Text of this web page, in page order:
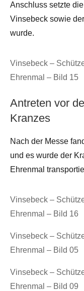
Anschluss setzte
Vinsebeck sowie
wurde.
Vinsebeck –
Ehrenmal – Bild 15
Antreten vor
Kranzes
Nach der Messe
und es wurde der
Ehrenmal
Vinsebeck –
Ehrenmal – Bild 16
Vinsebeck –
Ehrenmal – Bild 05
Vinsebeck –
Ehrenmal – Bild 09